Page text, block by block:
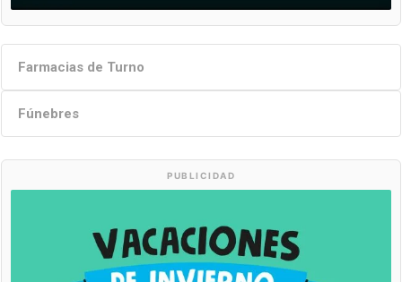
Farmacias de Turno
Fúnebres
PUBLICIDAD